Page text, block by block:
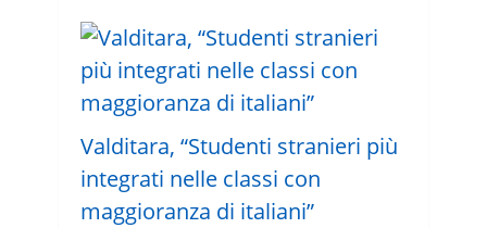
Valditara, “Studenti stranieri più
integrati nelle classi con
maggioranza di italiani”